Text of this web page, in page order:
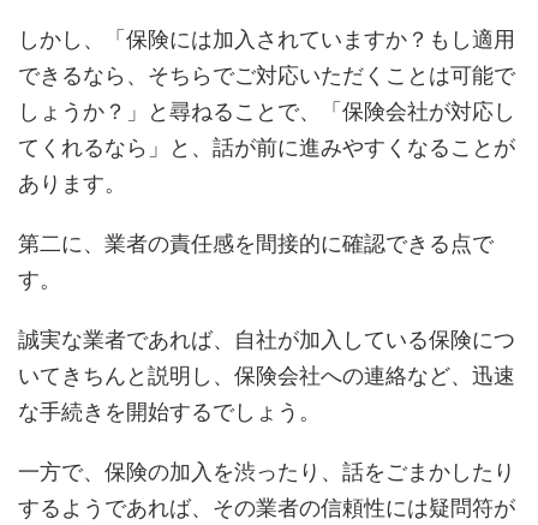
しかし、「保険には加入されていますか？もし適用
できるなら、そちらでご対応いただくことは可能で
しょうか？」と尋ねることで、「保険会社が対応し
てくれるなら」と、話が前に進みやすくなることが
あります。
第二に、業者の責任感を間接的に確認できる点で
す。
誠実な業者であれば、自社が加入している保険につ
いてきちんと説明し、保険会社への連絡など、迅速
な手続きを開始するでしょう。
一方で、保険の加入を渋ったり、話をごまかしたり
するようであれば、その業者の信頼性には疑問符が